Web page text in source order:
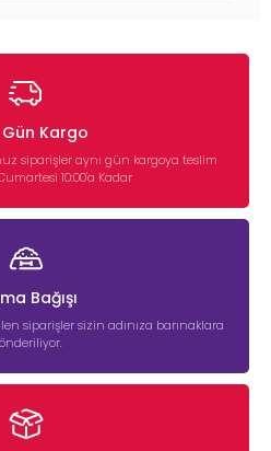
Gün Kargo
siparişler aynı gün kargoya teslim
10:00'a Kadar
Bağışı
siparişler sizin adınıza barınaklara